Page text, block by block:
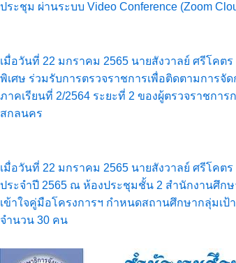
ประชุม ผ่านระบบ Video Conference (Zoom
เมื่อวันที่ 22 มกราคม 2565 นายสังวาลย์ ศรีโค
พิเศษ ร่วมรับการตรวจราชการเพื่อติดตามการ
ภาคเรียนที่ 2/2564 ระยะที่ 2 ของผู้ตรวจราชกา
สกลนคร
เมื่อวันที่ 22 มกราคม 2565 นายสังวาลย์ ศรีโคต
ประจำปี 2565 ณ ห้องประชุมชั้น 2 สำนักงานศึก
เข้าใจคู่มือโครงการฯ กำหนดสถานศึกษากลุ่มเ
จำนวน 30 คน